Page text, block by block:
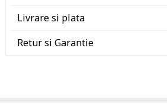
Livrare si plata
Retur si Garantie